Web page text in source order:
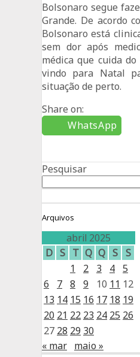
Bolsonaro segue
Grande. De acordo
Bolsonaro está
sem dor após
médica que cuida
vindo para Natal
situação de perto.
Share on:
WhatsApp
Pesquisar
Arquivos
abril 2025
D S T Q Q S
S
1
2 3 4 5
6
7 8 9 10 11 12
13 14 15 16 17 18 19
20 21 22 23 24 25 26
27 28 29 30
« mar maio »